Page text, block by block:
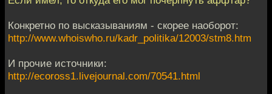
Конкретно по высказываниям - скорее наоборот:
http://www.whoiswho.ru/kadr_politika/12003/stm8.htm
И прочие источники:
http://ecoross1.livejournal.com/70541.html